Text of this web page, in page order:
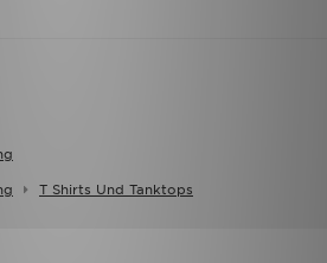
T Shirts Und Tanktops